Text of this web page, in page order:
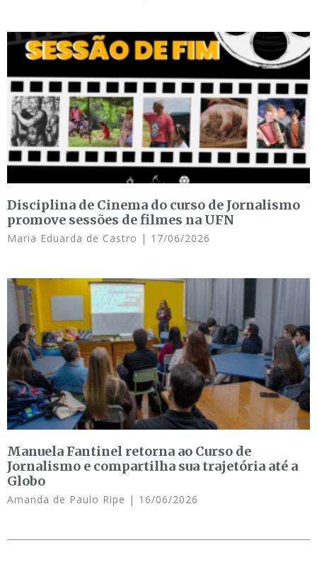
Disciplina de Cinema do curso de Jornalismo
promove sessões de filmes na UFN
Maria Eduarda de Castro 17/06/2026
Manuela Fantinel retorna ao Curso de
Jornalismo e compartilha sua trajetória até a
Globo
Amanda de Paulo Ripe 16/06/2026